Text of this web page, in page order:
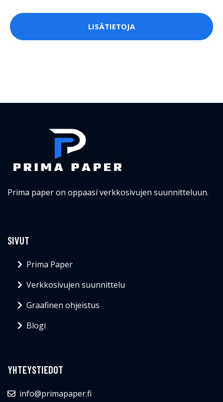
LISÄTIETOJA
Prima paper on oppaasi verkkosivujen suunnitteluun.
SIVUT
Prima Paper
Verkkosivujen suunnittelu
Graafinen ohjeistus
Blogi
YHTEYSTIEDOT
info@primapaper.fi